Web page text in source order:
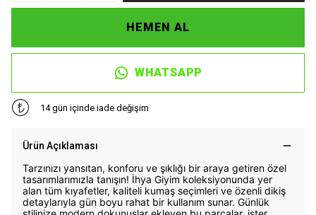
HEMEN AL
WHATSAPP
14 gün içinde iade değişim
Ürün Açıklaması
Tarzınızı yansıtan, konforu ve şıklığı bir araya getiren özel
tasarımlarımızla tanışın! İhya Giyim koleksiyonunda yer
alan tüm kıyafetler, kaliteli kumaş seçimleri ve özenli dikiş
detaylarıyla gün boyu rahat bir kullanım sunar. Günlük